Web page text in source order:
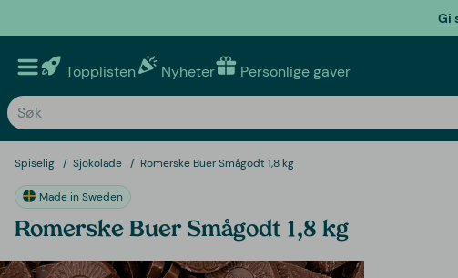
Gi
Topplisten Nyheter Personlige gaver
Spiselig Sjokolade Romerske Buer Smågodt 1,8 kg
Made in Sweden
Romerske Buer Smågodt 1,8 kg